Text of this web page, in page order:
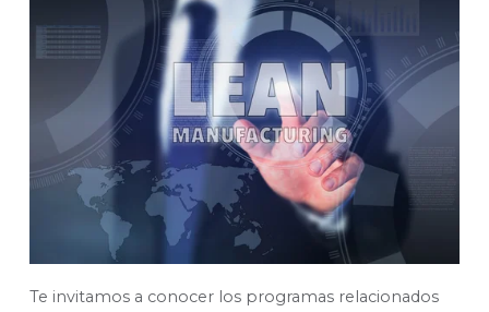
Te invitamos a conocer los programas relacionados